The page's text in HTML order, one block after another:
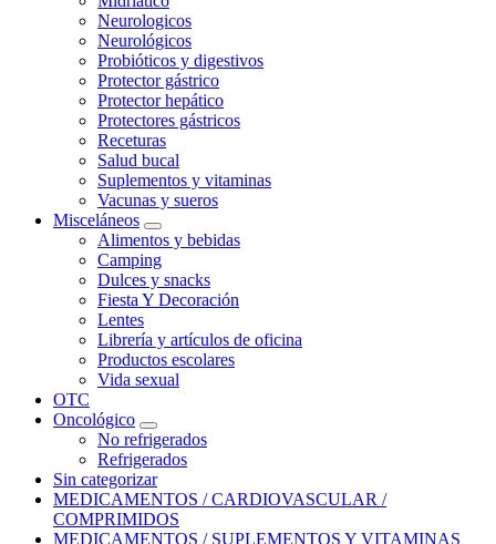
Neurologicos
Neurológicos
Probióticos y digestivos
Protector gástrico
Protector hepático
Protectores gástricos
Receturas
Salud bucal
Suplementos y vitaminas
Vacunas y sueros
Misceláneos
Alimentos y bebidas
Camping
Dulces y snacks
Fiesta Y Decoración
Lentes
Librería y artículos de oficina
Productos escolares
Vida sexual
OTC
Oncológico
No refrigerados
Refrigerados
Sin categorizar
MEDICAMENTOS / CARDIOVASCULAR /
COMPRIMIDOS
MEDICAMENTOS / SUPLEMENTOS Y VITAMINAS